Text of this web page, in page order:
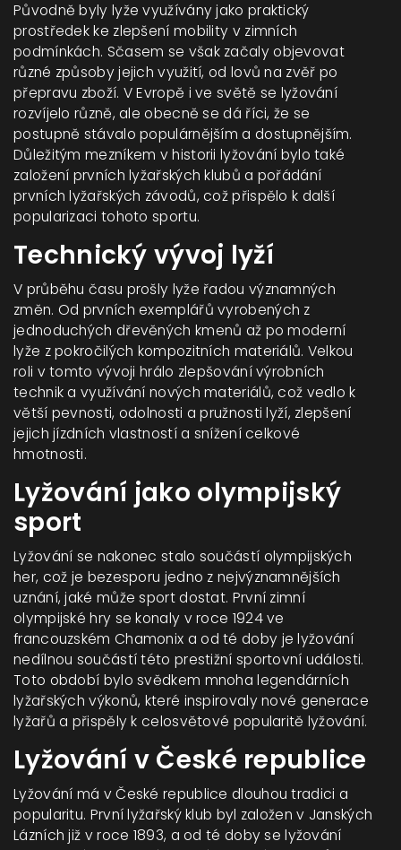
Původně byly lyže využívány jako praktický
prostředek ke zlepšení mobility v zimních
podmínkách. Sčasem se však začaly objevovat
různé způsoby jejich využití, od lovů na zvěř po
přepravu zboží. V Evropě i ve světě se lyžování
rozvíjelo různě, ale obecně se dá říci, že se
postupně stávalo populárnějším a dostupnějším.
Důležitým mezníkem v historii lyžování bylo také
založení prvních lyžařských klubů a pořádání
prvních lyžařských závodů, což přispělo k další
popularizaci tohoto sportu.
Technický vývoj lyží
V průběhu času prošly lyže řadou významných
změn. Od prvních exemplářů vyrobených z
jednoduchých dřevěných kmenů až po moderní
lyže z pokročilých kompozitních materiálů. Velkou
roli v tomto vývoji hrálo zlepšování výrobních
technik a využívání nových materiálů, což vedlo k
větší pevnosti, odolnosti a pružnosti lyží, zlepšení
jejich jízdních vlastností a snížení celkové
hmotnosti.
Lyžování jako olympijský
sport
Lyžování se nakonec stalo součástí olympijských
her, což je bezesporu jedno z nejvýznamnějších
uznání, jaké může sport dostat. První zimní
olympijské hry se konaly v roce 1924 ve
francouzském Chamonix a od té doby je lyžování
nedílnou součástí této prestižní sportovní události.
Toto období bylo svědkem mnoha legendárních
lyžařských výkonů, které inspirovaly nové generace
lyžařů a přispěly k celosvětové popularitě lyžování.
Lyžování v České republice
Lyžování má v České republice dlouhou tradici a
popularitu. První lyžařský klub byl založen v Janských
Lázních již v roce 1893, a od té doby se lyžování